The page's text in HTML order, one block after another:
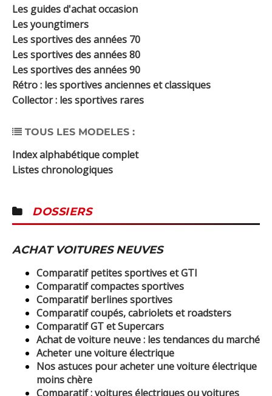
Les guides d'achat occasion
Les youngtimers
Les sportives des années 70
Les sportives des années 80
Les sportives des années 90
Rétro : les sportives anciennes et classiques
Collector : les sportives rares
TOUS LES MODELES :
Index alphabétique complet
Listes chronologiques
DOSSIERS
ACHAT VOITURES NEUVES
Comparatif petites sportives et GTI
Comparatif compactes sportives
Comparatif berlines sportives
Comparatif coupés, cabriolets et roadsters
Comparatif GT et Supercars
Achat de voiture neuve : les tendances du marché
Acheter une voiture électrique
Nos astuces pour acheter une voiture électrique
moins chère
Comparatif : voitures électriques ou voitures